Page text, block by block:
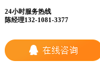
24小时服务热线
陈经理132-1081-3377